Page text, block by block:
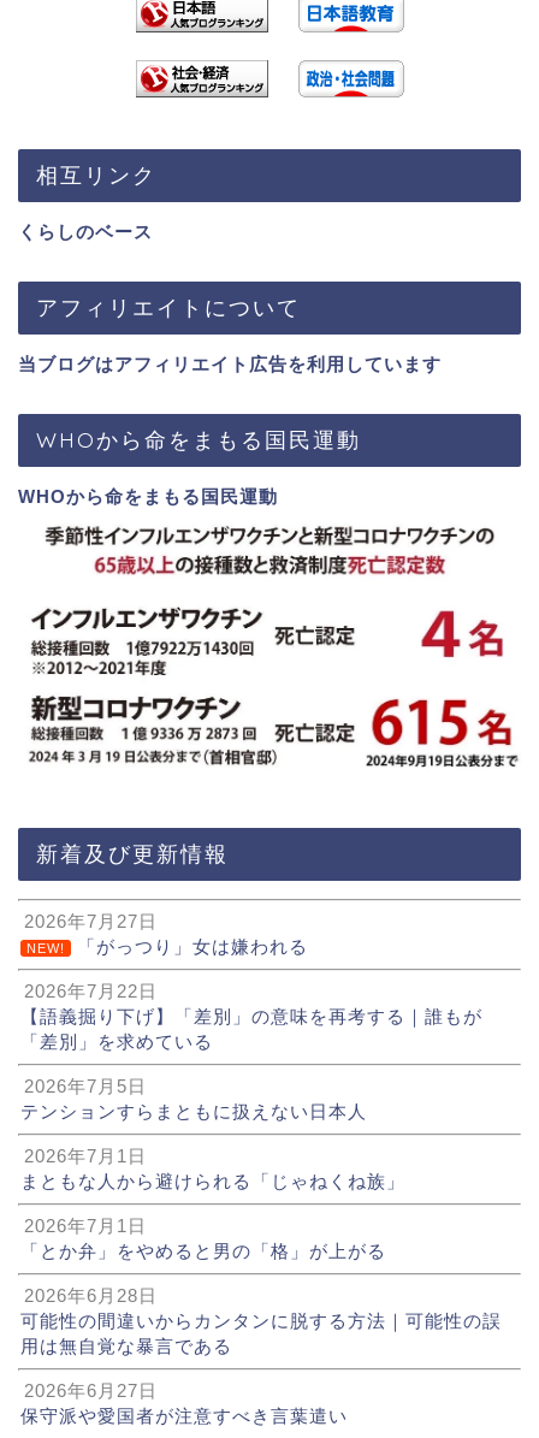
相互リンク
くらしのベース
アフィリエイトについて
当ブログはアフィリエイト広告を利用しています
WHOから命をまもる国民運動
WHOから命をまもる国民運動
新着及び更新情報
2026年7月27日
NEW! 「がっつり」女は嫌われる
2026年7月22日
【語義掘り下げ】「差別」の意味を再考する｜誰もが
「差別」を求めている
2026年7月5日
テンションすらまともに扱えない日本人
2026年7月1日
まともな人から避けられる「じゃねくね族」
2026年7月1日
「とか弁」をやめると男の「格」が上がる
2026年6月28日
可能性の間違いからカンタンに脱する方法｜可能性の誤
用は無自覚な暴言である
2026年6月27日
保守派や愛国者が注意すべき言葉遣い